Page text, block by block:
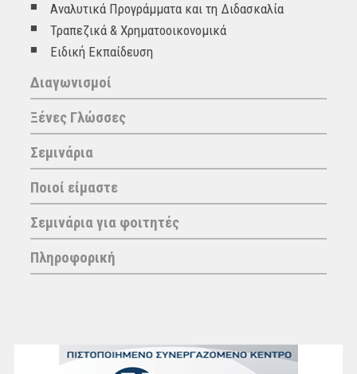
Αναλυτικά Προγράμματα και τη Διδασκαλία
Τραπεζικά & Χρηματοοικονομικά
Ειδική Εκπαίδευση
Διαγωνισμοί
Ξένες Γλώσσες
Σεμινάρια
Ποιοί είμαστε
Σεμινάρια για φοιτητές
Πληροφορική